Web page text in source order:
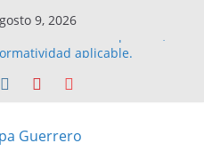
9, 2026
relativa a la deuda pública,
aplicable.
Contable Primer Trimestre